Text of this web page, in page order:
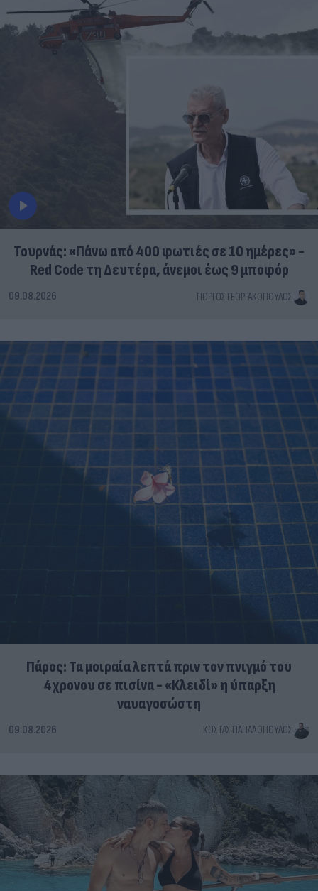
Τουρνάς: «Πάνω από 400 φωτιές σε 10 ημέρες» -
Red Code τη Δευτέρα, άνεμοι έως 9 μποφόρ
09.08.2026 ΓΙΏΡΓΟΣ ΓΕΩΡΓΑΚΌΠΟΥΛΟΣ
Πάρος: Τα μοιραία λεπτά πριν τον πνιγμό του
4χρονου σε πισίνα - «Κλειδί» η ύπαρξη
ναυαγοσώστη
09.08.2026 ΚΏΣΤΑΣ ΠΑΠΑΔΌΠΟΥΛΟΣ